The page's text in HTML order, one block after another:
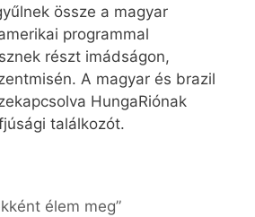
össze a magyar
programmal
részt imádságon,
A magyar és brazil
HungaRiónak
találkozót.
élem meg”